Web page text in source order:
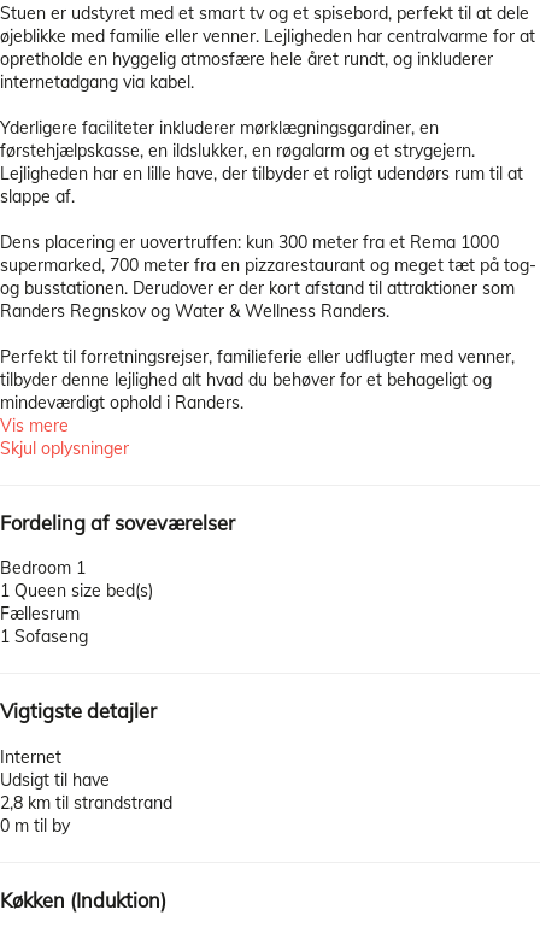
Stuen er udstyret med et smart tv og et spisebord, perfekt til at dele
øjeblikke med familie eller venner. Lejligheden har centralvarme for at
opretholde en hyggelig atmosfære hele året rundt, og inkluderer
internetadgang via kabel.
Yderligere faciliteter inkluderer mørklægningsgardiner, en
førstehjælpskasse, en ildslukker, en røgalarm og et strygejern.
Lejligheden har en lille have, der tilbyder et roligt udendørs rum til at
slappe af.
Dens placering er uovertruffen: kun 300 meter fra et Rema 1000
supermarked, 700 meter fra en pizzarestaurant og meget tæt på tog-
og busstationen. Derudover er der kort afstand til attraktioner som
Randers Regnskov og Water & Wellness Randers.
Perfekt til forretningsrejser, familieferie eller udflugter med venner,
tilbyder denne lejlighed alt hvad du behøver for et behageligt og
mindeværdigt ophold i Randers.
Vis mere
Skjul oplysninger
Fordeling af soveværelser
Bedroom 1
1 Queen size bed(s)
Fællesrum
1 Sofaseng
Vigtigste detajler
Internet
Udsigt til have
2,8 km til strandstrand
0 m til by
Køkken (Induktion)